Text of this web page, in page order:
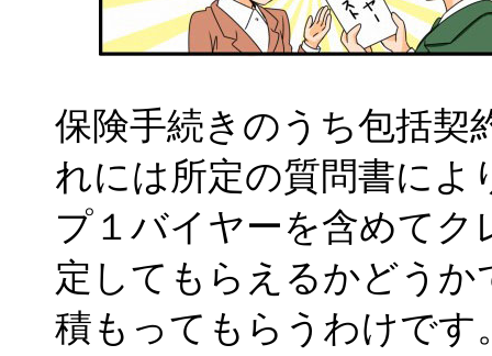
保険手続きのうち包括契
れには所定の質問書によ
プ１バイヤーを含めて
定してもらえるかどう
積もってもらうわけです